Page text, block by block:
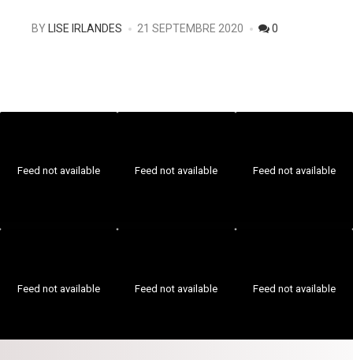
POSTED
BY LISE IRLANDES 21 SEPTEMBRE 2020 0
Feed not available Feed not available Feed not available
Feed not available Feed not available Feed not available